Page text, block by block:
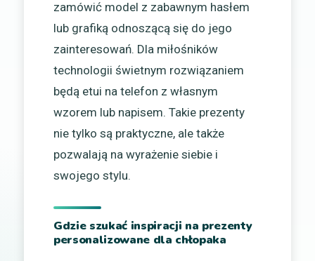
zamówić model z zabawnym hasłem
lub grafiką odnoszącą się do jego
zainteresowań. Dla miłośników
technologii świetnym rozwiązaniem
będą etui na telefon z własnym
wzorem lub napisem. Takie prezenty
nie tylko są praktyczne, ale także
pozwalają na wyrażenie siebie i
swojego stylu.
Gdzie szukać inspiracji na prezenty
personalizowane dla chłopaka